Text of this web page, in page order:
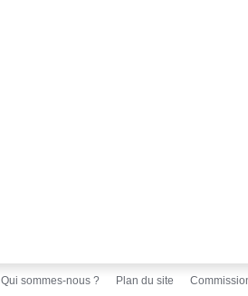
Qui sommes-nous ? Plan du site